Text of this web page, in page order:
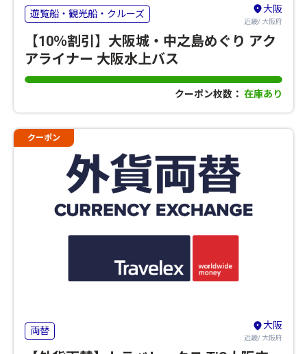
遊覧船・観光船・クルーズ 大阪
近畿/ 大阪府
【10％割引】大阪城・中之島めぐり アク
アライナー 大阪水上バス
クーポン枚数： 在庫あり
クーポン
両替 大阪
近畿/ 大阪府